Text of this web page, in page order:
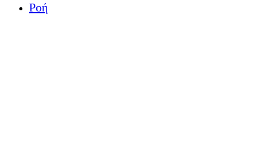
Ροή